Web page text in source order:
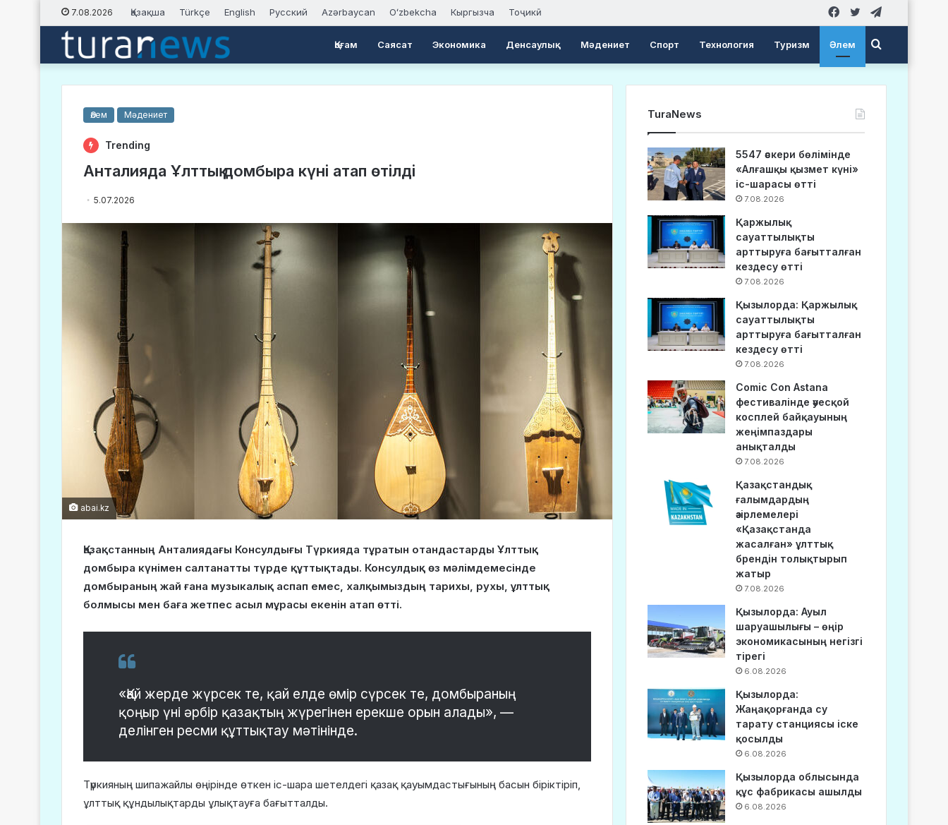
7.08.2026 Қазақша Türkçe English Русский Azərbaycan Oʻzbekcha Кыргызча Тоҷикӣ Twitter
Facebook
Қоғам Саясат Экономика Денсаулық Мәдениет Спорт Технология Туризм Әлем Search
for
Әлем Мәдениет
Trending
Анталияда Ұлттық домбыра күні атап өтілді
5.07.2026
abai.kz
Қазақстанның Анталиядағы Консулдығы Түркияда тұратын отандастарды Ұлттық
домбыра күнімен салтанатты түрде құттықтады. Консулдық өз мәлімдемесінде
домбыраның жай ғана музыкалық аспап емес, халқымыздың тарихы, рухы, ұлттық
болмысы мен баға жетпес асыл мұрасы екенін атап өтті.
«Қай жерде жүрсек те, қай елде өмір сүрсек те, домбыраның
қоңыр үні әрбір қазақтың жүрегінен ерекше орын алады», —
делінген ресми құттықтау мәтінінде.
Түркияның шипажайлы өңірінде өткен іс-шара шетелдегі қазақ қауымдастығының басын біріктіріп,
ұлттық құндылықтарды ұлықтауға бағытталды.
TuraNews
5547 әскери бөлімінде
«Алғашқы қызмет күні»
іс-шарасы өтті
7.08.2026
Қаржылық
сауаттылықты
арттыруға бағытталған
кездесу өтті
7.08.2026
Қызылорда: Қаржылық
сауаттылықты
арттыруға бағытталған
кездесу өтті
7.08.2026
Comic Con Astana
фестивалінде әуесқой
косплей байқауының
жеңімпаздары
анықталды
7.08.2026
Қазақстандық
ғалымдардың
әзірлемелері
«Қазақстанда
жасалған» ұлттық
брендін толықтырып
жатыр
7.08.2026
Қызылорда: Ауыл
шаруашылығы – өңір
экономикасының негізгі
тірегі
6.08.2026
Қызылорда:
Жаңақорғанда су
тарату станциясы іске
қосылды
6.08.2026
Қызылорда облысында
құс фабрикасы ашылды
6.08.2026